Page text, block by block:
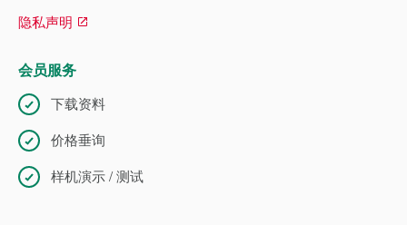
隐私声明
会员服务
下载资料
价格垂询
样机演示 / 测试